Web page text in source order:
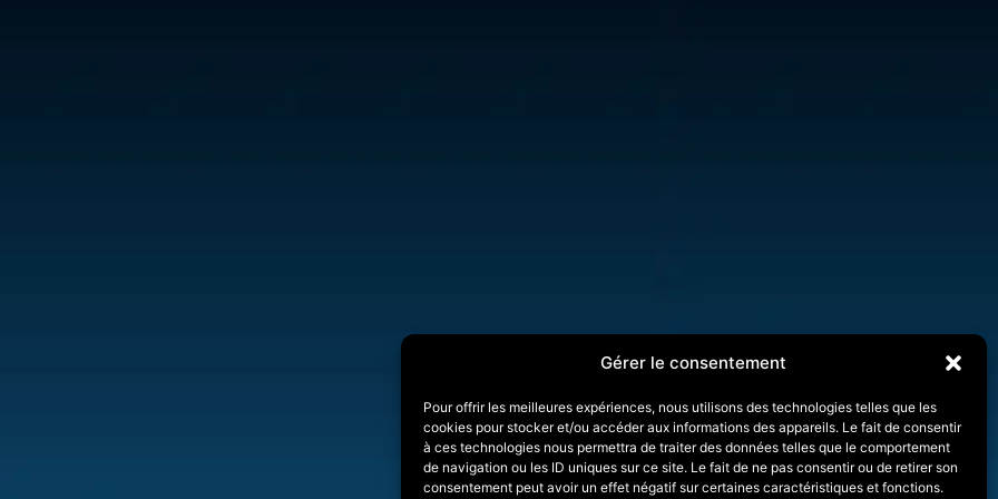
Gérer le consentement
Pour offrir les meilleures expériences, nous utilisons des technologies telles que les
cookies pour stocker et/ou accéder aux informations des appareils. Le fait de consentir
à ces technologies nous permettra de traiter des données telles que le comportement
de navigation ou les ID uniques sur ce site. Le fait de ne pas consentir ou de retirer son
consentement peut avoir un effet négatif sur certaines caractéristiques et fonctions.